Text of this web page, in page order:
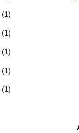
(1)
(1)
(1)
(1)
(1)